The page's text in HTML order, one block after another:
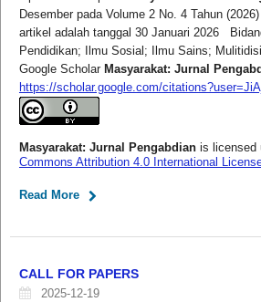
Desember pada Volume 2 No. 4 Tahun
artikel adalah tanggal 30 Januari 2026
Pendidikan; Ilmu Sosial; Ilmu Sains;
Google Scholar Masyarakat: Jurnal
https://scholar.google.com/
Masyarakat: Jurnal Pengabdianis licensed
Commons Attribution 4.0 International
Read More
CALL FOR PAPERS
2025-12-19